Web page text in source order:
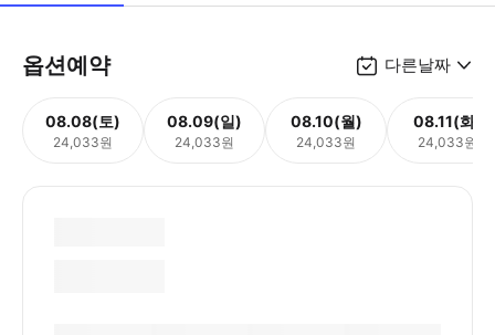
옵션예약 다른날짜
08.08(토)
24,033원
08.09(일)
24,033원
08.10(월)
24,033원
08.11(화)
24,033원